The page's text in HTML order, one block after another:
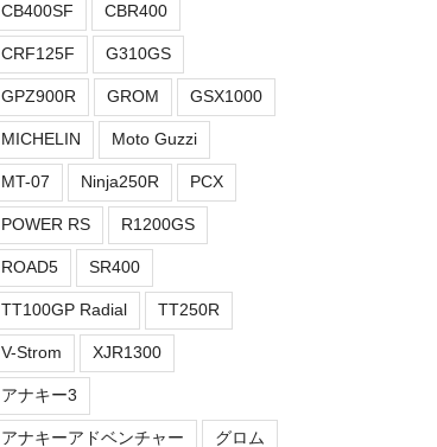
CB400SF CBR400
CRF125F G310GS
GPZ900R GROM GSX1000
MICHELIN Moto Guzzi
MT-07 Ninja250R PCX
POWER RS R1200GS
ROAD5 SR400
TT100GP Radial TT250R
V-Strom XJR1300
アナキー3
アナキーアドベンチャー グロム